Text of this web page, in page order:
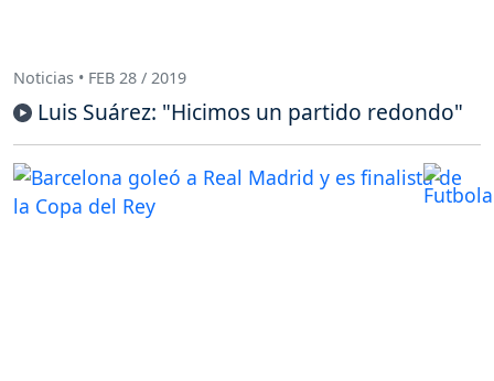
Noticias • FEB 28 / 2019
Luis Suárez: "Hicimos un partido redondo"